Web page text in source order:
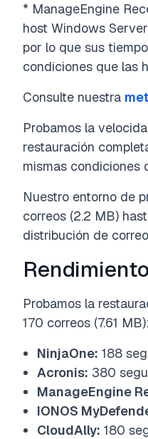
* ManageEngine
host Windows
por lo que sus
condiciones que las
Consulte nuestra
Probamos la
restauración
mismas condiciones
Nuestro entorno de
correos (2.2 MB)
distribución de
Probamos la
170 correos (7.61 MB):
NinjaOne: 188
Acronis: 380
ManageEngine
IONOS
CloudAlly: 180